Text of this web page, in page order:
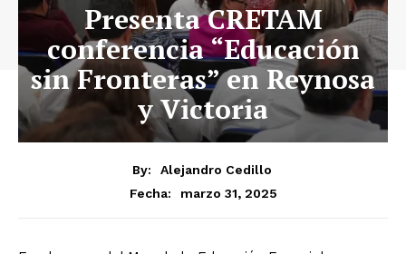
Presenta CRETAM
conferencia “Educación
sin Fronteras” en Reynosa
y Victoria
By:
Alejandro Cedillo
Fecha:
marzo 31, 2025